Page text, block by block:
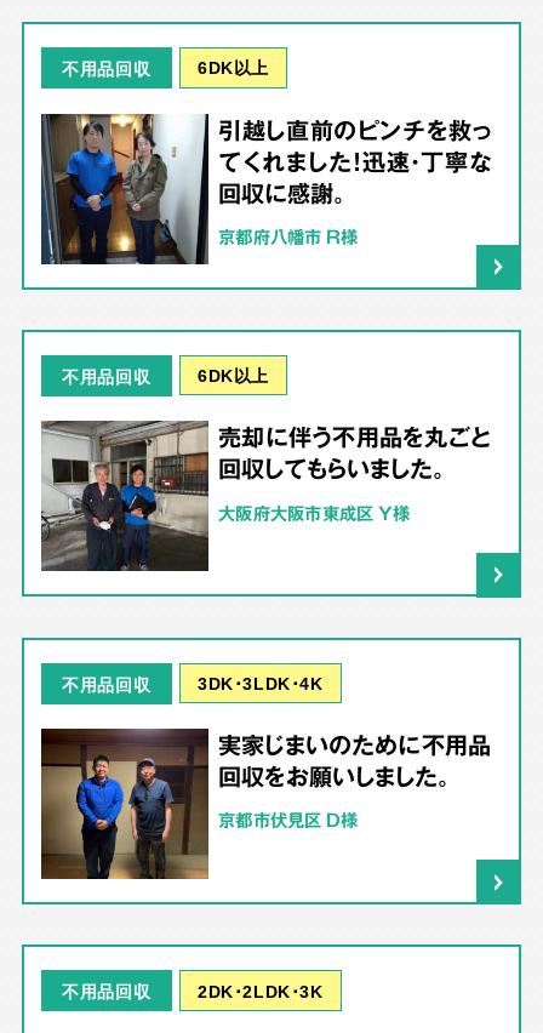
不用品回収 6DK以上
引越し直前のピンチを救っ
てくれました！迅速・丁寧な
回収に感謝。
京都府八幡市 R様
不用品回収 6DK以上
売却に伴う不用品を丸ごと
回収してもらいました。
大阪府大阪市東成区 Y様
不用品回収 3DK･3LDK･4K
実家じまいのために不用品
回収をお願いしました。
京都市伏見区 D様
不用品回収 2DK･2LDK･3K